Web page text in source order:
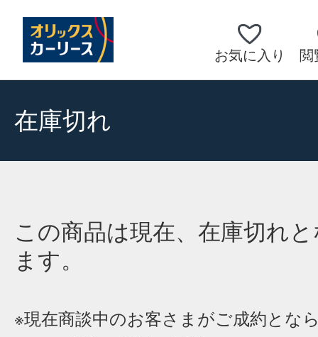
お気に入り 閲
在庫切れ
この商品は現在、在庫切れ
ます。
※現在商談中のお客さまがご成約とな